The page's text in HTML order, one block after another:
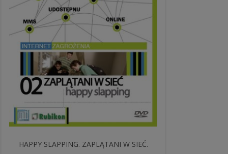
HAPPY SLAPPING. ZAPLĄTANI W SIEĆ.